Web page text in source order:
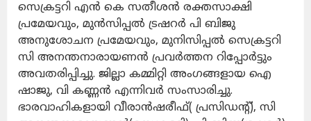
സെക്രട്ടറി എൻ കെ സതീശൻ രക്തസാക്ഷി
പ്രമേയവും, മുൻസിപ്പൽ ട്രഷറര്‍ പി ബിജു
അനുശോചന പ്രമേയവും, മുനിസിപ്പൽ സെക്രട്ടറി
സി അനന്തനാരായണൻ പ്രവർത്തന റിപ്പോർട്ടും
അവതരിപ്പിച്ചു. ജില്ലാ കമ്മിറ്റി അംഗങ്ങളായ ഐ
ഷാജു, വി കണ്ണൻ എന്നിവർ സംസാരിച്ചു.
ഭാരവാഹികളായി വീരാൻഷരീഫ്( പ്രസിഡന്റ്‌), സി